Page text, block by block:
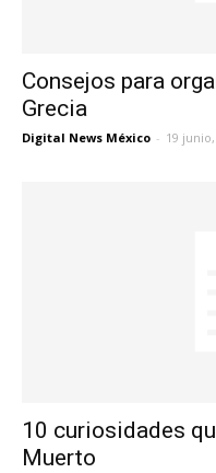
Consejos para
Grecia
Digital News México - 19 junio,
10 curiosidades
Muerto